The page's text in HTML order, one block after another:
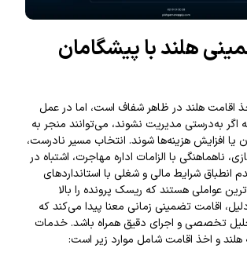
هلند با پیشگامان
اقامت هلند در ظاهر شفاف است، اما در عمل
به‌درستی مدیریت نشوند، می‌توانند منجر به
یا افزایش هزینه‌ها شوند. انتخاب مسیر نادرست،
ناهماهنگی با الزامات اداره مهاجرت، اشتباه در
انطباق شرایط مالی و شغلی با استانداردهای
عواملی هستند که ریسک پرونده را بالا
اقامت تضمینی زمانی معنا پیدا می‌کند که
تحلیل تخصصی و اجرای دقیق همراه باشد. خدمات
هلند و اخذ اقامت شامل موارد زیر است: